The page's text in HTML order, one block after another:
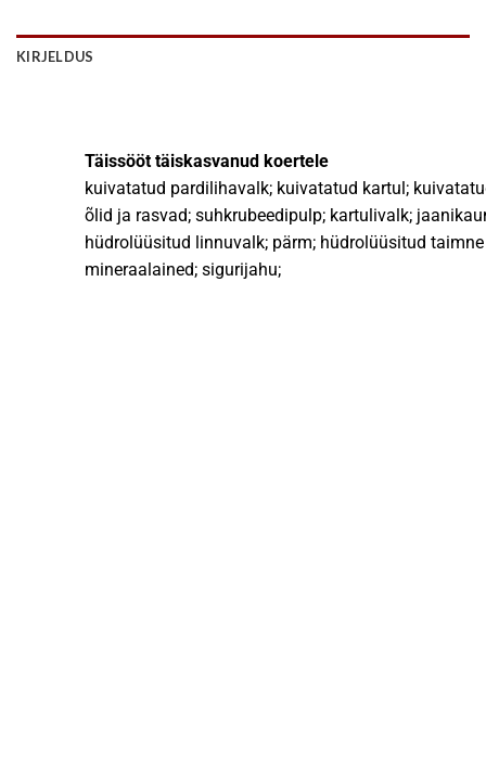
KIRJELDUS
Täissööt täiskasvanud koertele
kuivatatud pardilihavalk; kuivatatud kartul;
õlid ja rasvad; suhkrubeedipulp; kartulivalk;
hüdrolüüsitud linnuvalk; pärm; hüdrolüüsitud taimne
mineraalained; sigurijahu;